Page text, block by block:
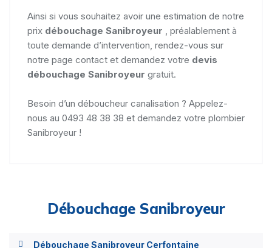
Ainsi si vous souhaitez avoir une estimation de notre
prix débouchage Sanibroyeur
, préalablement à
toute demande d’intervention, rendez-vous sur
notre page contact et demandez votre devis
débouchage Sanibroyeur gratuit.
Besoin d’un déboucheur canalisation ? Appelez-
nous au 0493 48 38 38 et demandez votre plombier
Sanibroyeur !
Débouchage Sanibroyeur
Débouchage Sanibroyeur Cerfontaine